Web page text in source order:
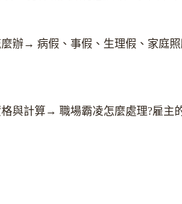
辦→ 病假、事假、生理假、家庭
與計算→ 職場霸凌怎麼處理?雇主